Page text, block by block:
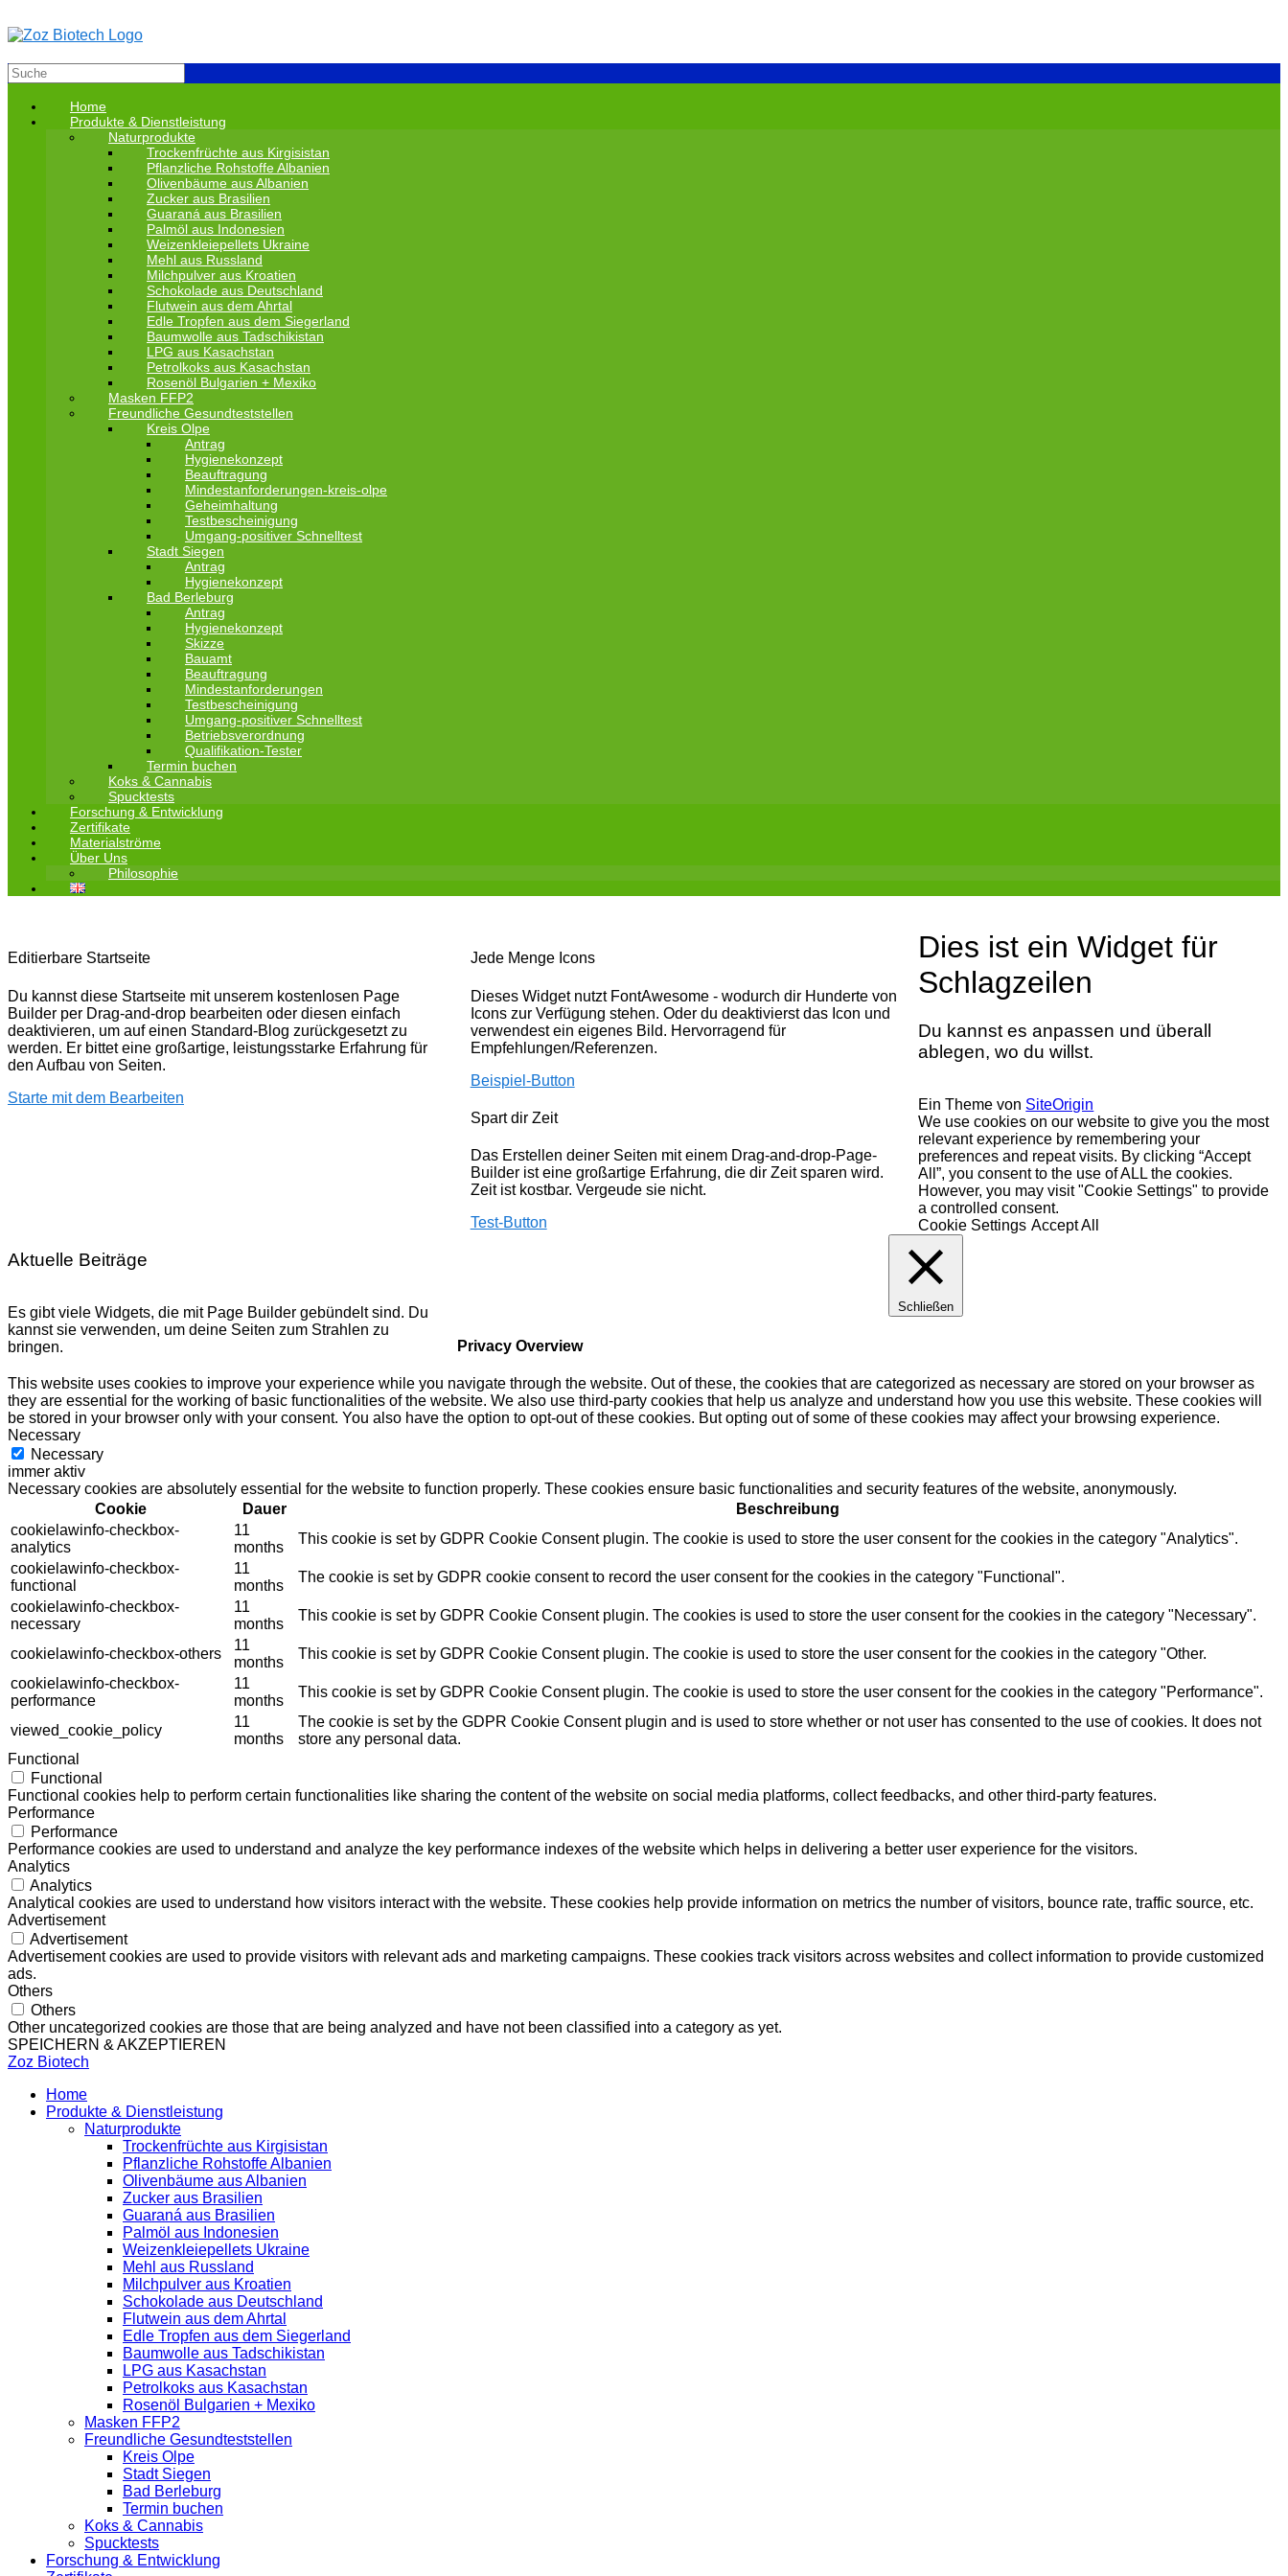
Inhalt
Suche
nach:
Home
Produkte & Dienstleistung
Naturprodukte
Trockenfrüchte aus Kirgisistan
Pflanzliche Rohstoffe Albanien
Olivenbäume aus Albanien
Zucker aus Brasilien
Guaraná aus Brasilien
Palmöl aus Indonesien
Weizenkleiepellets Ukraine
Mehl aus Russland
Milchpulver aus Kroatien
Schokolade aus Deutschland
Flutwein aus dem Ahrtal
Edle Tropfen aus dem Siegerland
Baumwolle aus Tadschikistan
LPG aus Kasachstan
Petrolkoks aus Kasachstan
Rosenöl Bulgarien + Mexiko
Masken FFP2
Freundliche Gesundteststellen
Kreis Olpe
Antrag
Hygienekonzept
Beauftragung
Mindestanforderungen-kreis-olpe
Geheimhaltung
Testbescheinigung
Umgang-positiver Schnelltest
Stadt Siegen
Antrag
Hygienekonzept
Bad Berleburg
Antrag
Hygienekonzept
Skizze
Bauamt
Beauftragung
Mindestanforderungen
Testbescheinigung
Umgang-positiver Schnelltest
Betriebsverordnung
Qualifikation-Tester
Termin buchen
Koks & Cannabis
Spucktests
Forschung & Entwicklung
Zertifikate
Materialströme
Über Uns
Philosophie
Editierbare Startseite
Du kannst diese Startseite mit unserem kostenlosen Page
Builder per Drag-and-drop bearbeiten oder diesen einfach
deaktivieren, um auf einen Standard-Blog zurückgesetzt zu
werden. Er bittet eine großartige, leistungsstarke Erfahrung für
den Aufbau von Seiten.
Starte mit dem Bearbeiten
Jede Menge Icons
Dieses Widget nutzt FontAwesome - wodurch dir Hunderte von
Icons zur Verfügung stehen. Oder du deaktivierst das Icon und
verwendest ein eigenes Bild. Hervorragend für
Empfehlungen/Referenzen.
Beispiel-Button
Spart dir Zeit
Das Erstellen deiner Seiten mit einem Drag-and-drop-Page-
Builder ist eine großartige Erfahrung, die dir Zeit sparen wird.
Zeit ist kostbar. Vergeude sie nicht.
Test-Button
Dies ist ein Widget für
Schlagzeilen
Du kannst es anpassen und überall
ablegen, wo du willst.
Aktuelle Beiträge
Es gibt viele Widgets, die mit Page Builder gebündelt sind. Du
kannst sie verwenden, um deine Seiten zum Strahlen zu
bringen.
Ein Theme von SiteOrigin
We use cookies on our website to give you the most
relevant experience by remembering your
preferences and repeat visits. By clicking “Accept
All”, you consent to the use of ALL the cookies.
However, you may visit "Cookie Settings" to provide
a controlled consent.
Cookie Settings Accept All
Schließen
Privacy Overview
This website uses cookies to improve your experience while you navigate through the website. Out of these, the cookies that are categorized as necessary are stored on your browser as
they are essential for the working of basic functionalities of the website. We also use third-party cookies that help us analyze and understand how you use this website. These cookies will
be stored in your browser only with your consent. You also have the option to opt-out of these cookies. But opting out of some of these cookies may affect your browsing experience.
Necessary
Necessary
immer aktiv
Necessary cookies are absolutely essential for the website to function properly. These cookies ensure basic functionalities and security features of the website, anonymously.
Cookie
Dauer
Beschreibung
cookielawinfo-checkbox-
analytics
11
months
This cookie is set by GDPR Cookie Consent plugin. The cookie is used to store the user consent for the cookies in the category "Analytics".
cookielawinfo-checkbox-
functional
11
months
The cookie is set by GDPR cookie consent to record the user consent for the cookies in the category "Functional".
cookielawinfo-checkbox-
necessary
11
months
This cookie is set by GDPR Cookie Consent plugin. The cookies is used to store the user consent for the cookies in the category "Necessary".
cookielawinfo-checkbox-others
11
months
This cookie is set by GDPR Cookie Consent plugin. The cookie is used to store the user consent for the cookies in the category "Other.
cookielawinfo-checkbox-
performance
11
months
This cookie is set by GDPR Cookie Consent plugin. The cookie is used to store the user consent for the cookies in the category "Performance".
viewed_cookie_policy
11
months
The cookie is set by the GDPR Cookie Consent plugin and is used to store whether or not user has consented to the use of cookies. It does not
store any personal data.
Functional
Functional
Functional cookies help to perform certain functionalities like sharing the content of the website on social media platforms, collect feedbacks, and other third-party features.
Performance
Performance
Performance cookies are used to understand and analyze the key performance indexes of the website which helps in delivering a better user experience for the visitors.
Analytics
Analytics
Analytical cookies are used to understand how visitors interact with the website. These cookies help provide information on metrics the number of visitors, bounce rate, traffic source, etc.
Advertisement
Advertisement
Advertisement cookies are used to provide visitors with relevant ads and marketing campaigns. These cookies track visitors across websites and collect information to provide customized
ads.
Others
Others
Other uncategorized cookies are those that are being analyzed and have not been classified into a category as yet.
SPEICHERN & AKZEPTIEREN
Zoz Biotech
Home
Produkte & Dienstleistung
Naturprodukte
Trockenfrüchte aus Kirgisistan
Pflanzliche Rohstoffe Albanien
Olivenbäume aus Albanien
Zucker aus Brasilien
Guaraná aus Brasilien
Palmöl aus Indonesien
Weizenkleiepellets Ukraine
Mehl aus Russland
Milchpulver aus Kroatien
Schokolade aus Deutschland
Flutwein aus dem Ahrtal
Edle Tropfen aus dem Siegerland
Baumwolle aus Tadschikistan
LPG aus Kasachstan
Petrolkoks aus Kasachstan
Rosenöl Bulgarien + Mexiko
Masken FFP2
Freundliche Gesundteststellen
Kreis Olpe
Stadt Siegen
Bad Berleburg
Termin buchen
Koks & Cannabis
Spucktests
Forschung & Entwicklung